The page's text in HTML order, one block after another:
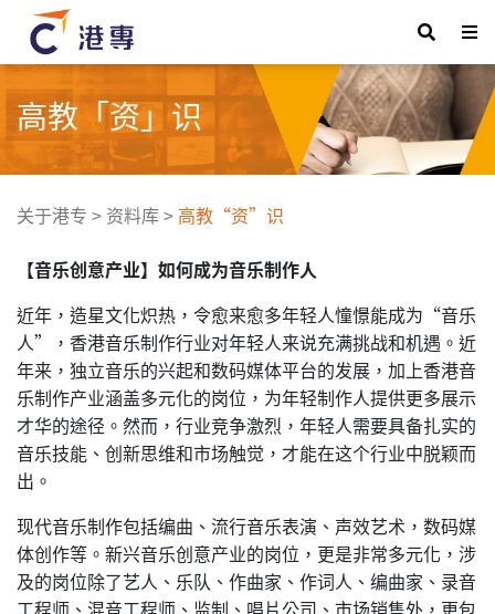
高教「资」识
关于港专 > 资料库> 高教“资”识
【音乐创意产业】 如何成为音乐制作人
近年，造星文化炽热，令愈来愈多年轻人憧憬能成为“音乐
人”，香港音乐制作行业对年轻人来说充满挑战和机遇。近
年来，独立音乐的兴起和数码媒体平台的发展，加上香港音
乐制作产业涵盖多元化的岗位，为年轻制作人提供更多展示
才华的途径。然而，行业竞争激烈，年轻人需要具备扎实的
音乐技能、创新思维和市场触觉，才能在这个行业中脱颖而
出。
现代音乐制作包括编曲、流行音乐表演、声效艺术，数码媒
体创作等。新兴音乐创意产业的岗位，更是非常多元化，涉
及的岗位除了艺人、乐队、作曲家、作词人、编曲家、录音
工程师、混音工程师、监制、唱片公司、市场销售外，更包